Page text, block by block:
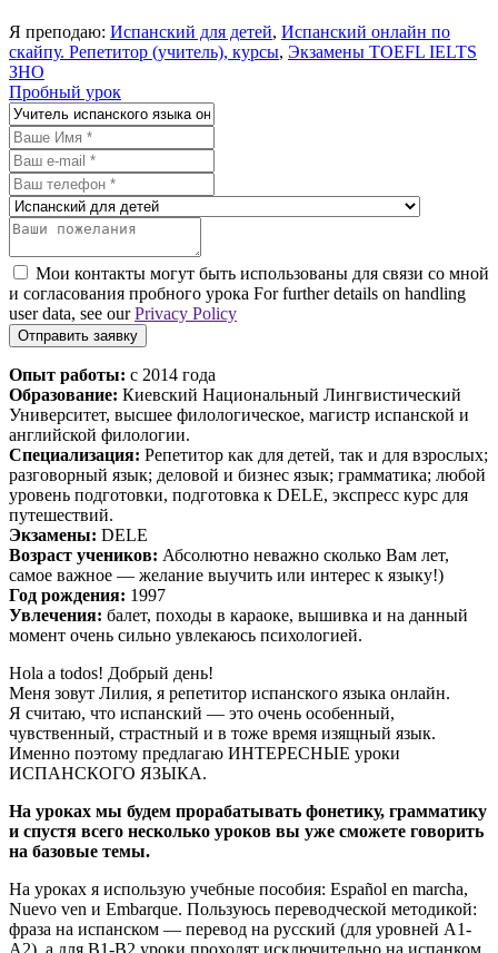
Я преподаю: Испанский для детей, Испанский онлайн по
скайпу. Репетитор (учитель), курсы, Экзамены TOEFL IELTS
ЗНО
Пробный урок
Мои контакты могут быть использованы для связи со мной
и согласования пробного урока For further details on handling
user data, see ourPrivacy Policy
Отправить заявку
Опыт работы: с 2014 года
Образование: Киевский Национальный Лингвистический
Университет, высшее филологическое, магистр испанской и
английской филологии.
Специализация: Репетитор как для детей, так и для взрослых;
разговорный язык; деловой и бизнес язык; грамматика; любой
уровень подготовки, подготовка к DELE, экспресс курс для
путешествий.
Экзамены: DELE
Возраст учеников: Абсолютно неважно сколько Вам лет,
самое важное — желание выучить или интерес к языку!)
Год рождения: 1997
Увлечения: балет, походы в караоке, вышивка и на данный
момент очень сильно увлекаюсь психологией.
Hola a todos! Добрый день!
Меня зовут Лилия, я репетитор испанского языка онлайн.
Я считаю, что испанский — это очень особенный,
чувственный, страстный и в тоже время изящный язык.
Именно поэтому предлагаю ИНТЕРЕСНЫЕ уроки
ИСПАНСКОГО ЯЗЫКА.
На уроках мы будем прорабатывать фонетику, грамматику
и спустя всего несколько уроков вы уже сможете говорить
на базовые темы.
На уроках я использую учебные пособия: Español en marcha,
Nuevo ven и Embarque. Пользуюсь переводческой методикой:
фраза на испанском — перевод на русский (для уровней А1-
А2), а для В1-В2 уроки проходят исключительно на испанком